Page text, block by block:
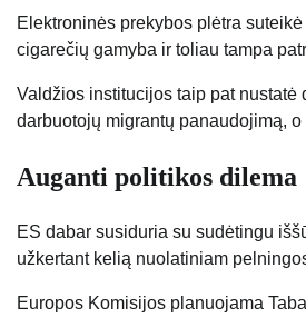
Elektroninės prekybos plėtra
cigarečių gamyba ir toliau tampa
Valdžios institucijos taip pat
darbuotojų migrantų panaudojimą,
Auganti politikos dilema
ES dabar susiduria su sudėtingu
užkertant kelią nuolatiniam
Europos Komisijos planuojama